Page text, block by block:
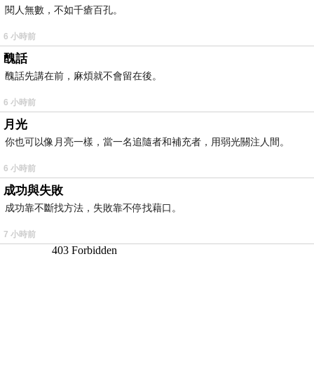
閱人無數，不如千瘡百孔。
6 小時前
醜話
醜話先講在前，麻煩就不會留在後。
6 小時前
月光
你也可以像月亮一樣，當一名追隨者和補充者，用弱光關注人間。
6 小時前
成功與失敗
成功靠不斷找方法，失敗靠不停找藉口。
7 小時前